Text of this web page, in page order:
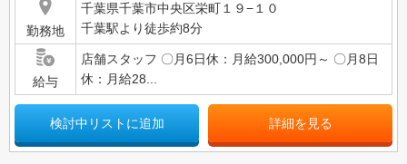
勤務地
千葉県千葉市中央区栄町１９−１０
千葉駅より徒歩約8分
給与
店舗スタッフ 〇月6日休：月給300,000円～ 〇月8日
休：月給28...
検討中リストに追加 詳細を見る